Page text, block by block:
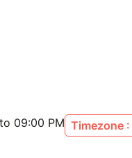
09:00 PM Timezone